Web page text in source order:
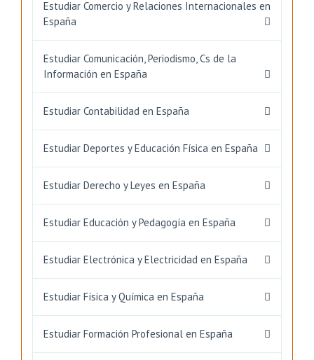
Estudiar Comercio y Relaciones Internacionales en
España
Estudiar Comunicación, Periodismo, Cs de la
Información en España
Estudiar Contabilidad en España
Estudiar Deportes y Educación Física en España
Estudiar Derecho y Leyes en España
Estudiar Educación y Pedagogía en España
Estudiar Electrónica y Electricidad en España
Estudiar Física y Química en España
Estudiar Formación Profesional en España